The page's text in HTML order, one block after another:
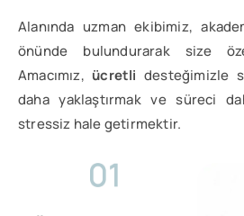
Alanında uzman ekibimiz,
önünde bulundurarak size
Amacımız, ücretli desteğimizle
daha yaklaştırmak ve süreci
stressiz hale getirmektir.